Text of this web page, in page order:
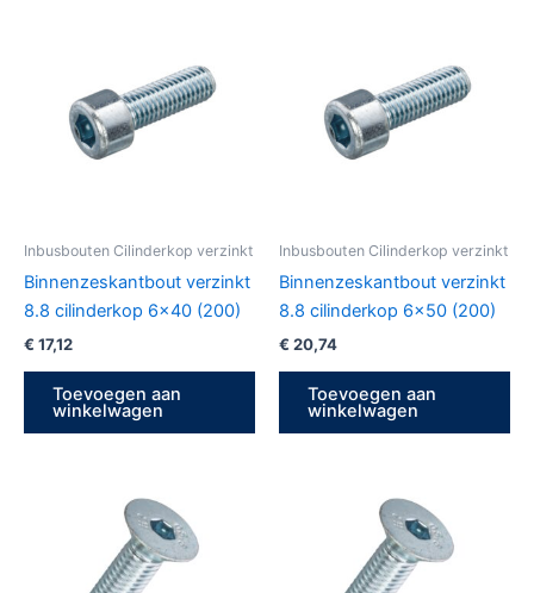
Inbusbouten Cilinderkop verzinkt
Binnenzeskantbout verzinkt
8.8 cilinderkop 6×40 (200)
€ 17,12
Toevoegen aan
winkelwagen
Inbusbouten Cilinderkop verzinkt
Binnenzeskantbout verzinkt
8.8 cilinderkop 6×50 (200)
€ 20,74
Toevoegen aan
winkelwagen